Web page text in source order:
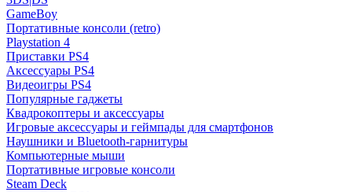
GameBoy
Портативные консоли (retro)
Playstation 4
Приставки PS4
Аксессуары PS4
Видеоигры PS4
Популярные гаджеты
Квадрокоптеры и аксессуары
Игровые аксессуары и геймпады для смартфонов
Наушники и Bluetooth-гарнитуры
Компьютерные мыши
Портативные игровые консоли
Steam Deck